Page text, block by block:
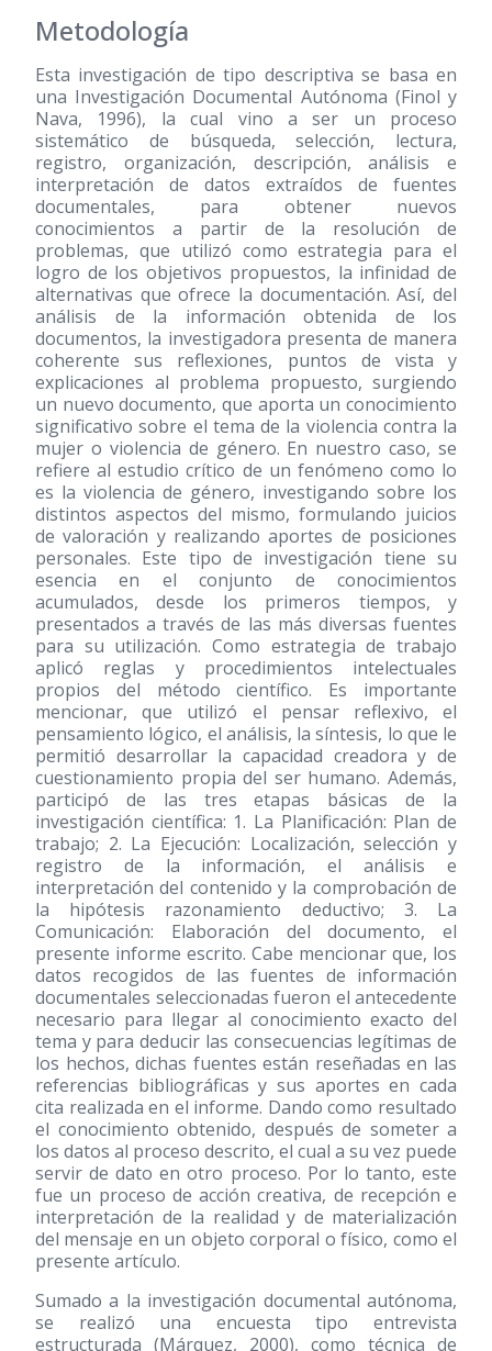
Metodología
Esta investigación de tipo descriptiva se basa en
una Investigación Documental Autónoma (Finol y
Nava, 1996), la cual vino a ser un proceso
sistemático de búsqueda, selección, lectura,
registro, organización, descripción, análisis e
interpretación de datos extraídos de fuentes
documentales, para obtener nuevos
conocimientos a partir de la resolución de
problemas, que utilizó como estrategia para el
logro de los objetivos propuestos, la infinidad de
alternativas que ofrece la documentación. Así, del
análisis de la información obtenida de los
documentos, la investigadora presenta de manera
coherente sus reflexiones, puntos de vista y
explicaciones al problema propuesto, surgiendo
un nuevo documento, que aporta un conocimiento
significativo sobre el tema de la violencia contra la
mujer o violencia de género. En nuestro caso, se
refiere al estudio crítico de un fenómeno como lo
es la violencia de género, investigando sobre los
distintos aspectos del mismo, formulando juicios
de valoración y realizando aportes de posiciones
personales. Este tipo de investigación tiene su
esencia en el conjunto de conocimientos
acumulados, desde los primeros tiempos, y
presentados a través de las más diversas fuentes
para su utilización. Como estrategia de trabajo
aplicó reglas y procedimientos intelectuales
propios del método científico. Es importante
mencionar, que utilizó el pensar reflexivo, el
pensamiento lógico, el análisis, la síntesis, lo que le
permitió desarrollar la capacidad creadora y de
cuestionamiento propia del ser humano. Además,
participó de las tres etapas básicas de la
investigación científica: 1. La Planificación: Plan de
trabajo; 2. La Ejecución: Localización, selección y
registro de la información, el análisis e
interpretación del contenido y la comprobación de
la hipótesis razonamiento deductivo; 3. La
Comunicación: Elaboración del documento, el
presente informe escrito. Cabe mencionar que, los
datos recogidos de las fuentes de información
documentales seleccionadas fueron el antecedente
necesario para llegar al conocimiento exacto del
tema y para deducir las consecuencias legítimas de
los hechos, dichas fuentes están reseñadas en las
referencias bibliográficas y sus aportes en cada
cita realizada en el informe. Dando como resultado
el conocimiento obtenido, después de someter a
los datos al proceso descrito, el cual a su vez puede
servir de dato en otro proceso. Por lo tanto, este
fue un proceso de acción creativa, de recepción e
interpretación de la realidad y de materialización
del mensaje en un objeto corporal o físico, como el
presente artículo.
Sumado a la investigación documental autónoma,
se realizó una encuesta tipo entrevista
estructurada (Márquez, 2000), como técnica de